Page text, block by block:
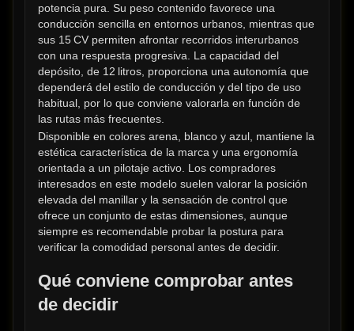
potencia pura. Su peso contenido favorece una
conducción sencilla en entornos urbanos, mientras que
sus 15 CV permiten afrontar recorridos interurbanos
con una respuesta progresiva. La capacidad del
depósito, de 12 litros, proporciona una autonomía que
dependerá del estilo de conducción y del tipo de uso
habitual, por lo que conviene valorarla en función de
las rutas más frecuentes.
Disponible en colores arena, blanco y azul, mantiene la
estética característica de la marca y una ergonomía
orientada a un pilotaje activo. Los compradores
interesados en este modelo suelen valorar la posición
elevada del manillar y la sensación de control que
ofrece un conjunto de estas dimensiones, aunque
siempre es recomendable probar la postura para
verificar la comodidad personal antes de decidir.
Qué conviene comprobar antes
de decidir